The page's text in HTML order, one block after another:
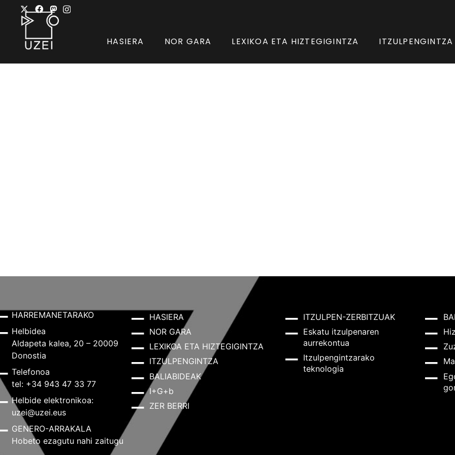
HASIERA NOR GARA LEXIKOA ETA HIZTEGIGINTZA ITZULPENGINTZA
HARREMANETARAKO
Helbidea
Aldapeta kalea, 20 – 20009
Donostia
Telefonoa
tel: +34 943 47 33 77
Helbide elektronikoa:
uzei@uzei.eus
GENERO-ARRAKALA
Hobeto ezagutu nahi zaitugu
HASIERA
NOR GARA
LEXIKOA ETA HIZTEGIGINTZA
ITZULPENGINTZA
BALIABIDEAK
I+G+b
ZER BERRI
ITZULPEN-ZERBITZUAK
Eskatu itzulpenaren
aurrekontua
Itzulpengintzarako
teknologia